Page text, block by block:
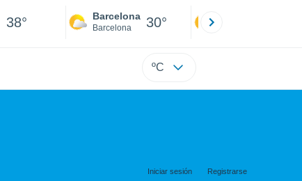
38° Barcelona
Barcelona 30°
ºC
Iniciar sesión Registrarse